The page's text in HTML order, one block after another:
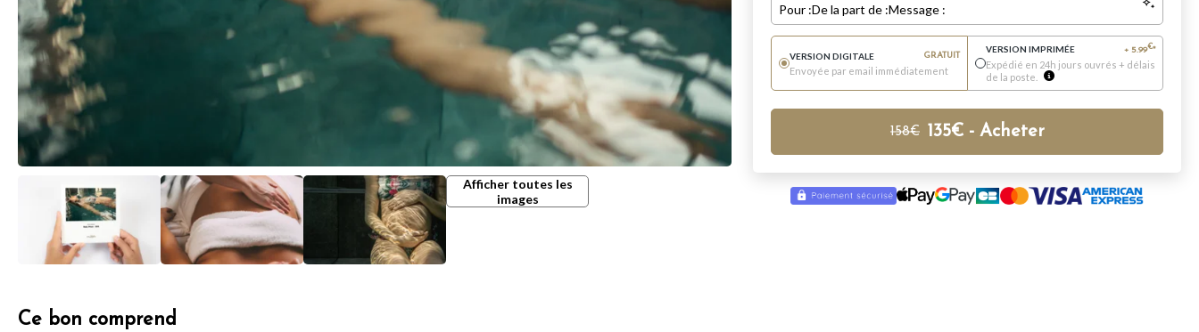
Afficher toutes les
images
Pour :De la part de :Message :
VERSION DIGITALE GRATUIT
Envoyée par email immédiatement
VERSION IMPRIMÉE + 5.99€*
Expédié en 24h jours ouvrés + délais
de la poste.
158€ 135€- Acheter
Ce bon comprend